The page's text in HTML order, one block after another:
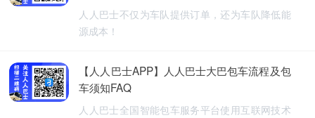
人人巴士不仅为车队提供订单，还为车队降低能
源成本！
【人人巴士APP】人人巴士大巴包车流程及包
车须知FAQ
人人巴士全国智能包车服务平台使用互联网技术